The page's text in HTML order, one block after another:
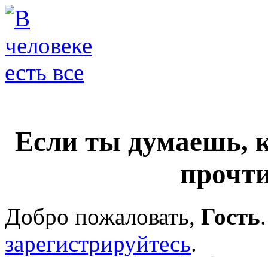
Если ты думаешь,
Добро пожаловать, Гость
зарегистрируйтесь.